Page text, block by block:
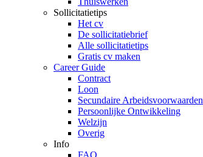
Sollicitatietips
Het cv
De sollicitatiebrief
Alle sollicitatietips
Gratis cv maken
Career Guide
Contract
Loon
Secundaire Arbeidsvoorwaarden
Persoonlijke Ontwikkeling
Welzijn
Overig
Info
FAQ